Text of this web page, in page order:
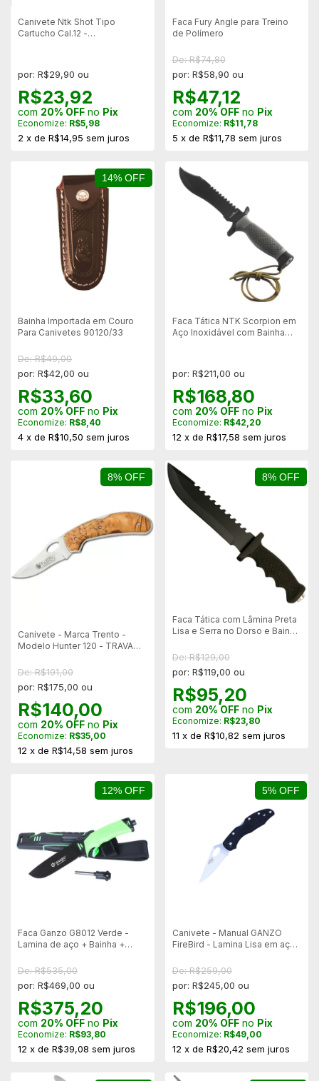
Canivete Ntk Shot Tipo
Cartucho Cal.12 -
por: R$29,90 ou
R$23,92
com 20% OFF no Pix
Economize: R$5,98
2 x de R$14,95 sem juros
Faca Fury Angle para Treino
de Polímero
De: R$74,80
por: R$58,90 ou
R$47,12
com 20% OFFno Pix
Economize: R$11,78
5 x de R$11,78 sem juros
14% OFF
Bainha Importada em Couro
Para Canivetes 90120/33
De: R$49,00
por: R$42,00 ou
R$33,60
com 20% OFF no Pix
Economize: R$8,40
4 x de R$10,50 sem juros
Faca Tática NTK Scorpion em
Aço Inoxidável com Bainha
por: R$211,00 ou
R$168,80
com 20% OFFno Pix
Economize: R$42,20
12 x de R$17,58 sem juros
8% OFF
Canivete - Marca Trento -
Modelo Hunter 120 - TRAVA
De: R$191,00
por: R$175,00 ou
R$140,00
com 20% OFF no Pix
Economize: R$35,00
12 x de R$14,58 sem juros
8% OFF
Faca Tática com Lâmina Preta
Lisa e Serra no Dorso e Bainha
De: R$129,00
por: R$119,00 ou
R$95,20
com 20% OFFno Pix
Economize: R$23,80
11 x de R$10,82 sem juros
12% OFF
Faca Ganzo G8012 Verde -
Lamina de aço + Bainha +
De: R$535,00
por: R$469,00 ou
R$375,20
com 20% OFF no Pix
Economize: R$93,80
12 x de R$39,08 sem juros
5% OFF
Canivete - Manual GANZO
FireBird - Lamina Lisa em aço
De: R$259,00
por: R$245,00 ou
R$196,00
com 20% OFFno Pix
Economize: R$49,00
12 x de R$20,42 sem juros